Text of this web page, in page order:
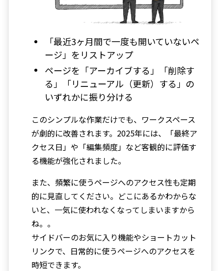
「最近3ヶ月間で一度も開いていないペ
ージ」をリストアップ
ページを「アーカイブする」「削除す
る」「リニューアル（更新）する」の
いずれかに振り分ける
このシンプルな作業だけでも、ワークスペース
が劇的に改善されます。2025年には、「最終ア
クセス日」や「編集頻度」など客観的に評価す
る機能が強化されました。
また、頻繁に使うページへのアクセス性も定期
的に見直してください。どこにあるかわからな
いと、一気に使われなくなってしまいますから
ね。。
サイドバーのお気に入り機能やショートカット
リンクで、日常的に使うページへのアクセスを
時短できます。